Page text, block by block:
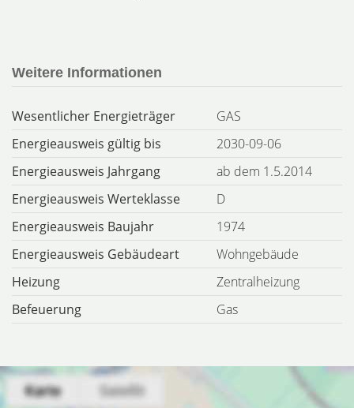
Weitere Informationen
Wesentlicher Energieträger
GAS
Energieausweis gültig bis
2030-09-06
Energieausweis Jahrgang
ab dem 1.5.2014
Energieausweis Werteklasse
D
Energieausweis Baujahr
1974
Energieausweis Gebäudeart
Wohngebäude
Heizung
Zentralheizung
Befeuerung
Gas